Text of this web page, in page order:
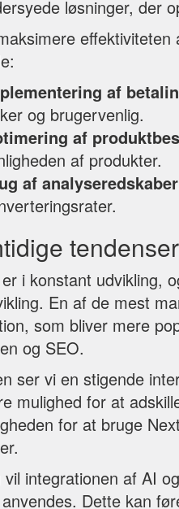
løsninger, der
af
og brugervenlig.
af
af produkter.
af analyseredskaber
i konstant udvikling,
En af de mest
som bliver mere
og SEO.
ser vi en stigende
mulighed for at
for at bruge
vil integrationen af AI
Dette kan